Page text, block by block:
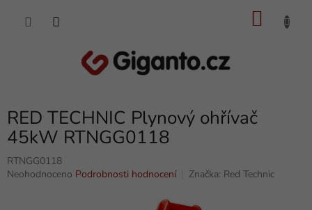
RED TECHNIC Plynový ohřívač
45kW RTNGG0118
RTNGG0118
Průměrné
Neohodnoceno Podrobnosti hodnocení Značka: Red Technic